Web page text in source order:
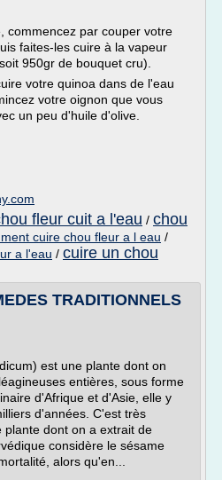
commencez par couper votre
faites-les cuire à la vapeur
950gr de bouquet cru).
votre quinoa dans de l'eau
votre oignon que vous
un peu d'huile d'olive.
fleur cuit a l'eau / chou
cuire chou fleur a l eau /
a l'eau / cuire un chou
TRADITIONNELS
est une plante dont on
entières, sous forme
d'Afrique et d'Asie, elle y
d'années. C'est très
dont on a extrait de
considère le sésame
alors qu'en...